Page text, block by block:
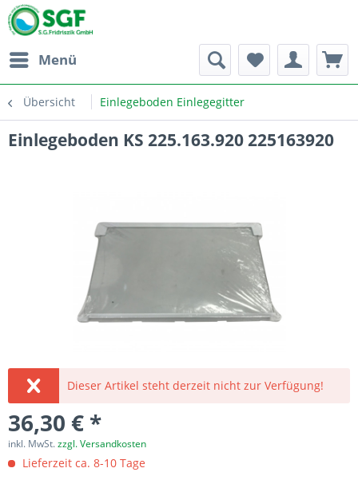
Menü
Übersicht Einlegeboden Einlegegitter
Einlegeboden KS 225.163.920 225163920
Dieser Artikel steht derzeit nicht zur Verfügung!
36,30 € *
inkl. MwSt.zzgl. Versandkosten
Lieferzeit ca. 8-10 Tage